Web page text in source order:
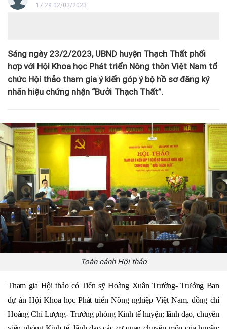
17:29 02/03/2023
Sáng ngày 23/2/2023, UBND huyện Thạch Thất phối
hợp với Hội Khoa học Phát triển Nông thôn Việt Nam tổ
chức Hội thảo tham gia ý kiến góp ý bộ hồ sơ đăng ký
nhãn hiệu chứng nhận “Bưởi Thạch Thất”.
Toàn cảnh Hội thảo
Tham gia Hội thảo có Tiến sỹ Hoàng Xuân Trường- Trưởng Ban
dự án Hội Khoa học Phát triển Nông nghiệp Việt Nam, đồng chí
Hoàng Chí Lượng- Trưởng phòng Kinh tế huyện; lãnh đạo, chuyên